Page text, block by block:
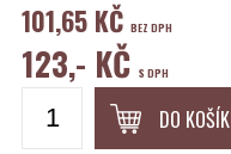
101,65 KČ BEZ DPH
123,- KČ S DPH
DO